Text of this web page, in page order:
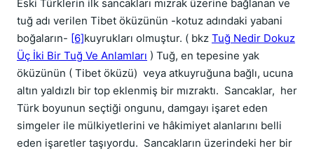
Eski Türklerin ilk sancakları mızrak üzerine bağlanan ve
tuğ adı verilen Tibet öküzünün -kotuz adındaki yabani
boğaların- [6]kuyrukları olmuştur. ( bkz Tuğ Nedir Dokuz
Üç İki Bir Tuğ Ve Anlamları ) Tuğ, en tepesine yak
öküzünün ( Tibet öküzü) veya atkuyruğuna bağlı, ucuna
altın yaldızlı bir top eklenmiş bir mızraktı. Sancaklar, her
Türk boyunun seçtiği ongunu, damgayı işaret eden
simgeler ile mülkiyetlerini ve hâkimiyet alanlarını belli
eden işaretler taşıyordu. Sancakların üzerindeki her bir